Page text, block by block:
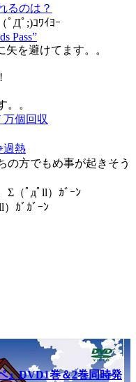
るのは？
ﾟДﾟ;)ｺﾜｲﾖｰ
Pass”
を避けてます。。
。。
個回収
過熱
の方でもめ事が起きそう
Σ（ﾟдﾟll）ｶﾞｰﾝ
ｶﾞｶﾞｰﾝ
』DVD1巻＆2巻同時発